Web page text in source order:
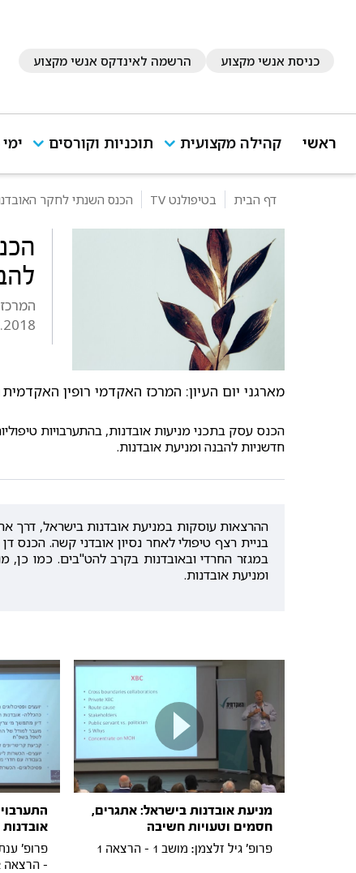
כניסת אנשי מקצוע הרשמה לאינדקס אנשי מקצוע
ראשי קהילה מקצועית תוכניות וקורסים
דף הבית בטיפולנט TV הכנס השנתי לחקר
מארגני יום העיון: המרכז האקדמי רופין
הכנס עסק בתכני מניעות אובדנות, בהתערבויות
חדשניות להבנה ומניעת אובדנות.
ההרצאות עוסקות במניעת אובדנות בישראל, דרך
בניית רצף טיפולי לאחר נסיון אובדני קשה. הכנס
במגזר החרדי ובאובדנות בקרב להט"בים. כמו כן,
ומניעת אובדנות.
מניעת אובדנות בישראל: אתגרים,
חסמים וטעויות חשיבה
פרופ' גיל זלצמן: מושב 1 - הרצאה 1
- הרצאה 2